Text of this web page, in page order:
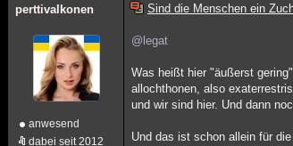
perttivalkonen
anwesend
dabei seit 2012
Sind die Menschen ein
@legat
Was heißt hier "äußerst
allochthonen, also
und wir sind hier. Und dann
Und das ist schon allein für